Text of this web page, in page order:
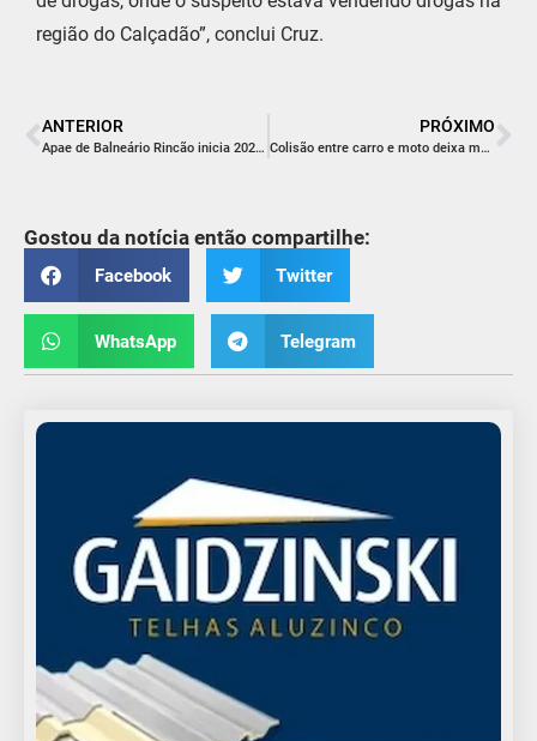
região do Calçadão”, conclui Cruz.
ANTERIOR
Apae de Balneário Rincão inicia 2026 com nova diretoria
PRÓXIMO
Colisão entre carro e moto deixa mulher ferida na Rua da Matriz em Balneário Rincão
Gostou da notícia então compartilhe:
Facebook Twitter
WhatsApp Telegram